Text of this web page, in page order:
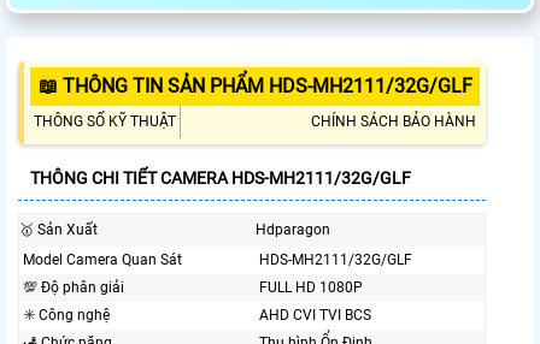
📖 THÔNG TIN SẢN PHẨM HDS-MH2111/32G/GLF
THÔNG SỐ KỸ THUẬT CHÍNH SÁCH BẢO HÀNH
THÔNG CHI TIẾT CAMERA HDS-MH2111/32G/GLF
🥇 Sản Xuất
Hdparagon
Model Camera Quan Sát
HDS-MH2111/32G/GLF
💯 Độ phân giải
FULL HD 1080P
✳️ Công nghệ
AHD CVI TVI BCS